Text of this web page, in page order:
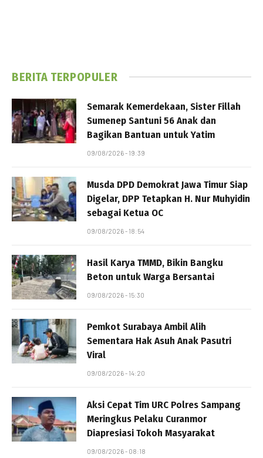
BERITA TERPOPULER
Semarak Kemerdekaan, Sister Fillah
Sumenep Santuni 56 Anak dan
Bagikan Bantuan untuk Yatim
09/08/2026 - 19:39
Musda DPD Demokrat Jawa Timur Siap
Digelar, DPP Tetapkan H. Nur Muhyidin
sebagai Ketua OC
09/08/2026 - 18:54
Hasil Karya TMMD, Bikin Bangku
Beton untuk Warga Bersantai
09/08/2026 - 15:30
Pemkot Surabaya Ambil Alih
Sementara Hak Asuh Anak Pasutri
Viral
09/08/2026 - 14:20
Aksi Cepat Tim URC Polres Sampang
Meringkus Pelaku Curanmor
Diapresiasi Tokoh Masyarakat
09/08/2026 - 08:18